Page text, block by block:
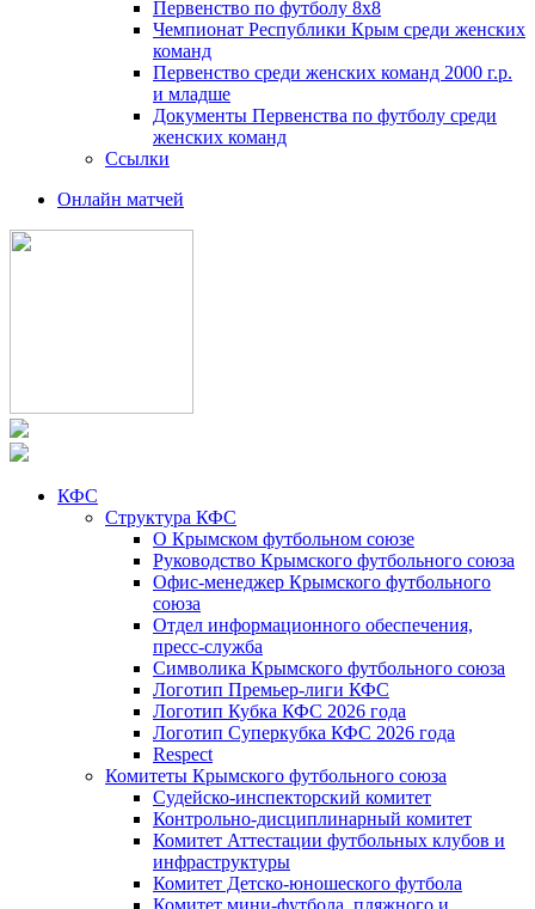
Первенство по футболу 8х8
Чемпионат Республики Крым среди женских
команд
Первенство среди женских команд 2000 г.р.
и младше
Документы Первенства по футболу среди
женских команд
Ссылки
Онлайн матчей
КФС
Структура КФС
О Крымском футбольном союзе
Руководство Крымского футбольного союза
Офис-менеджер Крымского футбольного
союза
Отдел информационного обеспечения,
пресс-служба
Символика Крымского футбольного союза
Логотип Премьер-лиги КФС
Логотип Кубка КФС 2026 года
Логотип Суперкубка КФС 2026 года
Respect
Комитеты Крымского футбольного союза
Судейско-инспекторский комитет
Контрольно-дисциплинарный комитет
Комитет Аттестации футбольных клубов и
инфраструктуры
Комитет Детско-юношеского футбола
Комитет мини-футбола, пляжного и